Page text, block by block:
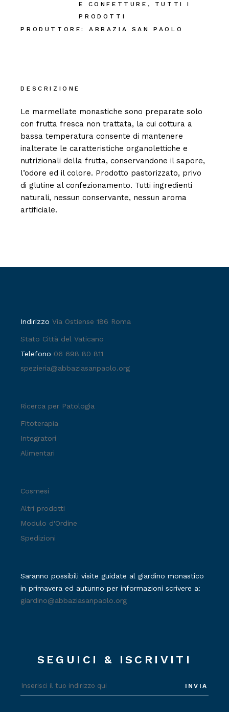
E CONFETTURE , TUTTI I
PRODOTTI
PRODUTTORE:
ABBAZIA SAN PAOLO
DESCRIZIONE
Le marmellate monastiche sono preparate solo
con frutta fresca non trattata, la cui cottura a
bassa temperatura consente di mantenere
inalterate le caratteristiche organolettiche e
nutrizionali della frutta, conservandone il sapore,
l’odore ed il colore. Prodotto pastorizzato, privo
di glutine al confezionamento. Tutti ingredienti
naturali, nessun conservante, nessun aroma
artificiale.
IndirizzoVia Ostiense 186 Roma
Stato Città del Vaticano
Telefono 06 698 80 811
spezieria@abbaziasanpaolo.org
Ricerca per Patologia
Fitoterapia
Integratori
Alimentari
Cosmesi
Altri prodotti
Modulo d'Ordine
Spedizioni
Saranno possibili visite guidate al giardino monastico
in primavera ed autunno per informazioni scrivere a:
giardino@abbaziasanpaolo.org
SEGUICI & ISCRIVITI
INVIA